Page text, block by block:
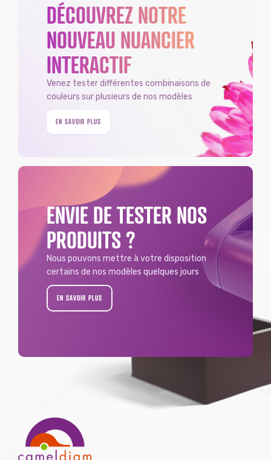
DÉCOUVREZ NOTRE
NOUVEAU NUANCIER
INTERACTIF
Venez tester différentes combinaisons de
couleurs sur plusieurs de nos modèles
EN SAVOIR PLUS
ENVIE DE TESTER NOS
PRODUITS ?
Nous pouvons mettre à votre disposition
certains de nos modèles quelques jours
EN SAVOIR PLUS